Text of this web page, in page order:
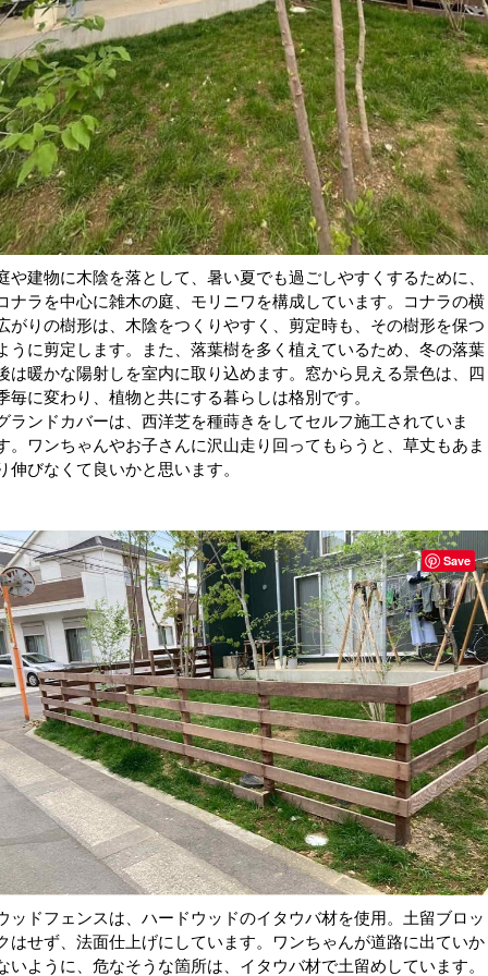
や建物に木陰を落として、暑い夏でも過ごしやすくするために、
ナラを中心に雑木の庭、モリニワを構成しています。コナラの横
がりの樹形は、木陰をつくりやすく、剪定時も、その樹形を保つ
うに剪定します。また、落葉樹を多く植えているため、冬の落葉
は暖かな陽射しを室内に取り込めます。窓から見える景色は、四
毎に変わり、植物と共にする暮らしは格別です。
ランドカバーは、西洋芝を種蒔きをしてセルフ施工されていま
。ワンちゃんやお子さんに沢山走り回ってもらうと、草丈もあま
伸びなくて良いかと思います。
ッドフェンスは、ハードウッドのイタウバ材を使用。土留ブロッ
はせず、法面仕上げにしています。ワンちゃんが道路に出ていか
いように、危なそうな箇所は、イタウバ材で土留めしています。
Save